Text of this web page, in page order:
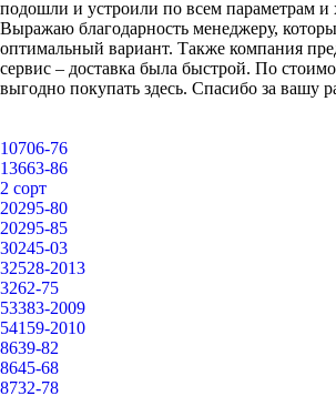
подошли и устроили по всем параметрам и
Выражаю благодарность менеджеру,
оптимальный вариант. Также компания
сервис – доставка была быстрой. По
выгодно покупать здесь. Спасибо за вашу
10706-76
13663-86
2 сорт
20295-80
20295-85
30245-03
32528-2013
3262-75
53383-2009
54159-2010
8639-82
8645-68
8732-78